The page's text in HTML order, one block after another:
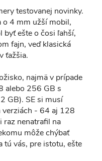
testovanej novinky.
o 4 mm užší mobil,
byť ešte o čosi ľahší,
fajn, veď klasická
ťažšia.
najmä v prípade
alebo 256 GB s
GB). SE si musí
verziách - 64 aj 128
raz nenatrafil na
môže chýbať
tú vás, pre istotu, ešte